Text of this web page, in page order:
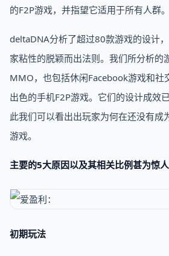
的F2P游戏，并指望它适用于所有人群。
deltaDNA分析了超过80款游戏的设计
家粘性的脱颖而出法则。我们所分析的
MMO，也包括休闲Facebook游戏和社
出色的手机F2P游戏。它们的设计成效
此我们可以看出出玩家为何在还没有成
游戏。
主要的5大原因以及其相关比例甚为惊人
初期玩法